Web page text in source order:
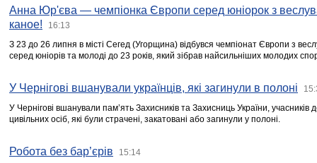
Анна Юр'єва — чемпіонка Європи серед юніорок з
каное!
16:13
З 23 до 26 липня в місті Сегед (Угорщина) відбувся чемпіонат Європи з
серед юніорів та молоді до 23 років, який зібрав найсильніших молодих
У Чернігові вшанували українців, які загинули в полоні
У Чернігові вшанували пам’ять Захисників та Захисниць України,
цивільних осіб, які були страчені, закатовані або загинули у полоні.
Робота без бар’єрів 15:14